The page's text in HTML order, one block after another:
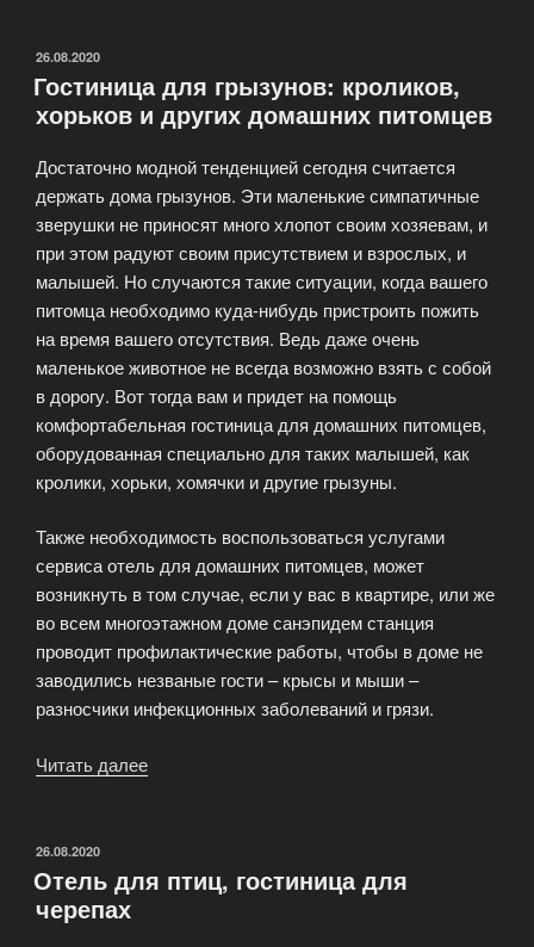
кошек.
номера.»
ОПУБЛИКОВАНО
26.08.2020
Гостиница для грызунов: кроликов,
хорьков и других домашних питомцев
Достаточно модной тенденцией сегодня считается
держать дома грызунов. Эти маленькие симпатичные
зверушки не приносят много хлопот своим хозяевам, и
при этом радуют своим присутствием и взрослых, и
малышей. Но случаются такие ситуации, когда вашего
питомца необходимо куда-нибудь пристроить пожить
на время вашего отсутствия. Ведь даже очень
маленькое животное не всегда возможно взять с собой
в дорогу. Вот тогда вам и придет на помощь
комфортабельная гостиница для домашних питомцев,
оборудованная специально для таких малышей, как
кролики, хорьки, хомячки и другие грызуны.
Также необходимость воспользоваться услугами
сервиса отель для домашних питомцев, может
возникнуть в том случае, если у вас в квартире, или же
во всем многоэтажном доме санэпидем станция
проводит профилактические работы, чтобы в доме не
заводились незваные гости – крысы и мыши –
разносчики инфекционных заболеваний и грязи.
Читать далее
хорьков
ОПУБЛИКОВАНО
26.08.2020
Отель для птиц, гостиница для
черепах